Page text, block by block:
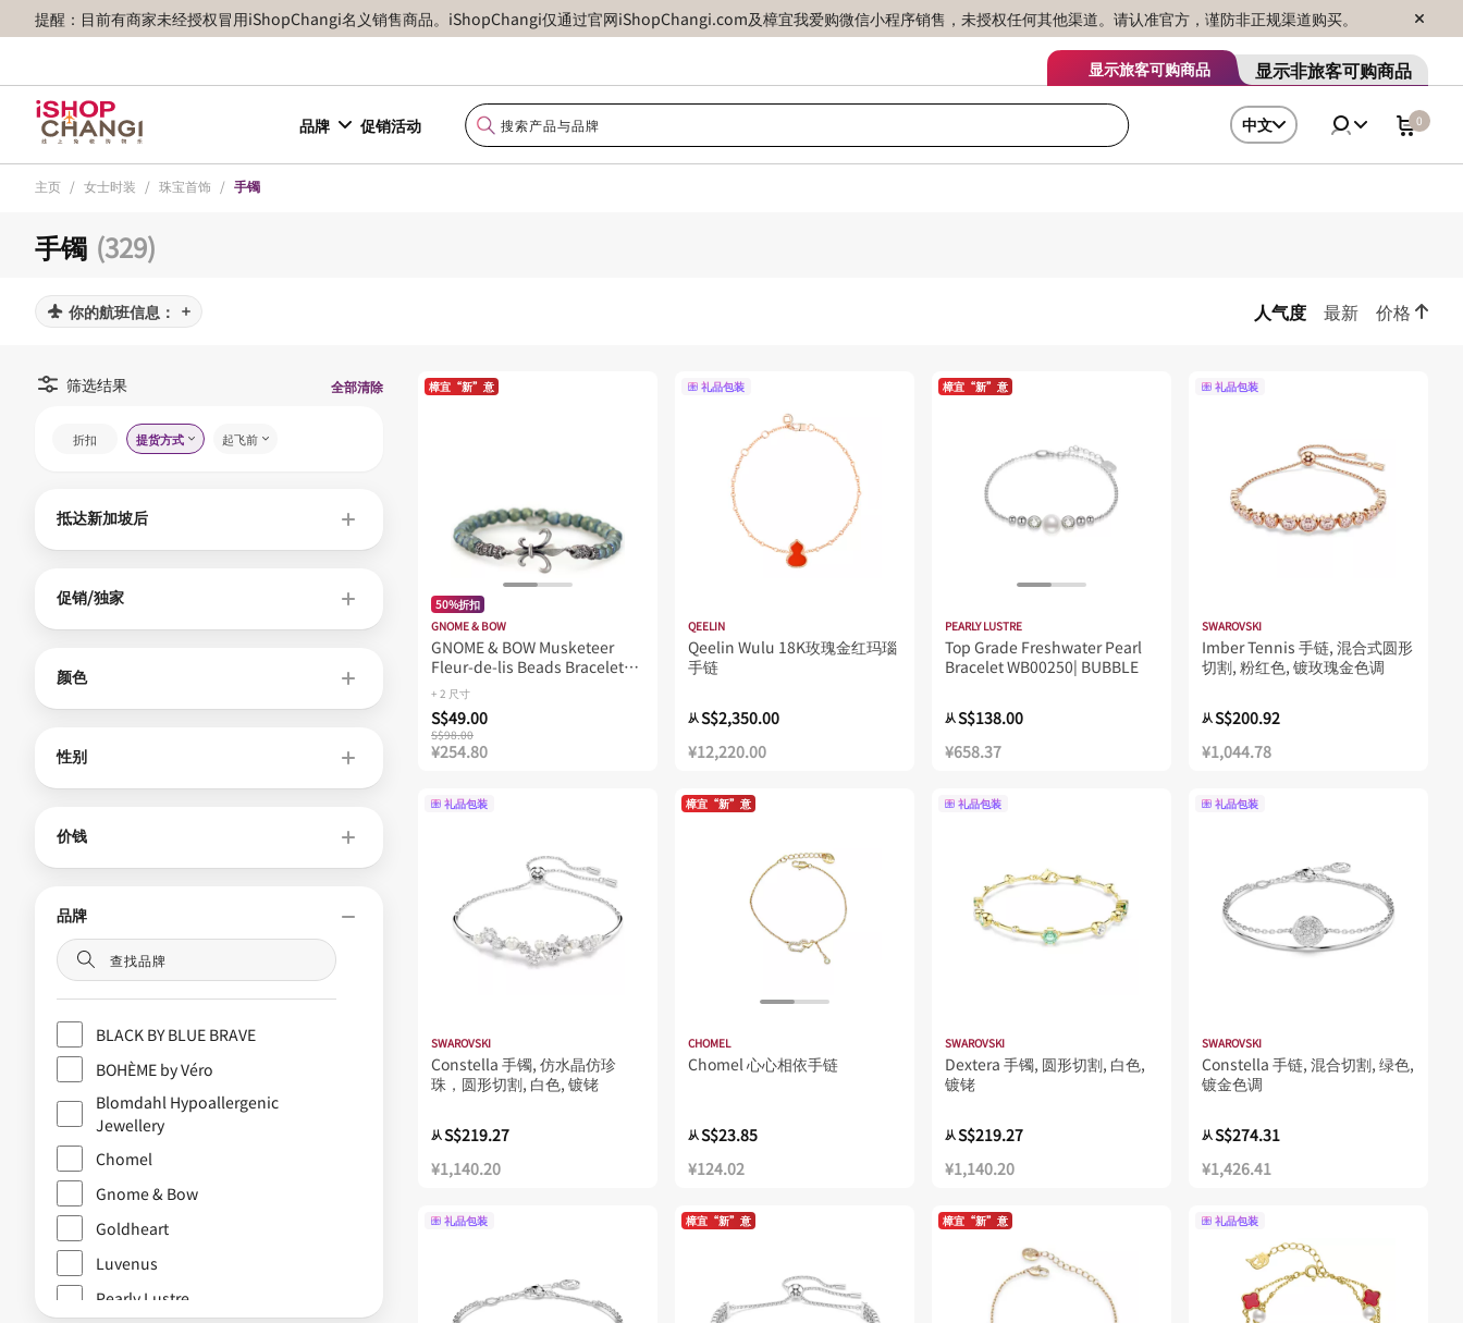
提醒：目前有商家未经授权冒用iShopChangi名义销售商品。iShopChangi仅通过官网iShopChangi.com及樟宜我爱购微信小程序销售，未授权任何其他渠道。请认准官方，谨防非正规渠道购买。
显示旅客可购商品 显示非旅客可购商品
品牌 促销活动 中文 0
主页 / 女士时装 / 珠宝首饰 / 手镯
手镯 (329)
你的航班信息： 人气度 最新 价格
筛选结果 全部清除
折扣 提货方式 起飞前
抵达新加坡后
促销/独家
颜色
性别
价钱
品牌
BLACK BY BLUE BRAVE
BOHÈME by Véro
Blomdahl Hypoallergenic
Jewellery
Chomel
Gnome & Bow
Goldheart
Luvenus
Pearly Lustre
樟宜“新”意
50%折扣
GNOME & BOW
GNOME & BOW Musketeer
Fleur-de-lis Beads Bracelet
Women Men - Green
+ 2 尺寸
S$49.00
S$98.00
¥254.80
礼品包装
QEELIN
Qeelin Wulu 18K玫瑰金红玛瑙
手链
从S$2,350.00
¥12,220.00
樟宜“新”意
PEARLY LUSTRE
Top Grade Freshwater Pearl
Bracelet WB00250| BUBBLE
从S$138.00
¥658.37
礼品包装
SWAROVSKI
Imber Tennis 手链, 混合式圆形
切割, 粉红色, 镀玫瑰金色调
从S$200.92
¥1,044.78
礼品包装
SWAROVSKI
Constella 手镯, 仿水晶仿珍
珠，圆形切割, 白色, 镀铑
从S$219.27
¥1,140.20
樟宜“新”意
CHOMEL
Chomel 心心相依手链
从S$23.85
¥124.02
礼品包装
SWAROVSKI
Dextera 手镯, 圆形切割, 白色,
镀铑
从S$219.27
¥1,140.20
礼品包装
SWAROVSKI
Constella 手链, 混合切割, 绿色,
镀金色调
从S$274.31
¥1,426.41
礼品包装 樟宜“新”意 樟宜“新”意 礼品包装